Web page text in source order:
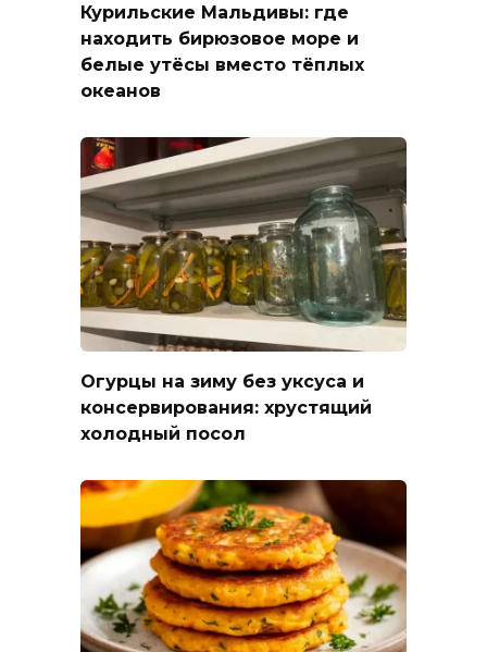
Курильские Мальдивы: где
находить бирюзовое море и
белые утёсы вместо тёплых
океанов
Огурцы на зиму без уксуса и
консервирования: хрустящий
холодный посол